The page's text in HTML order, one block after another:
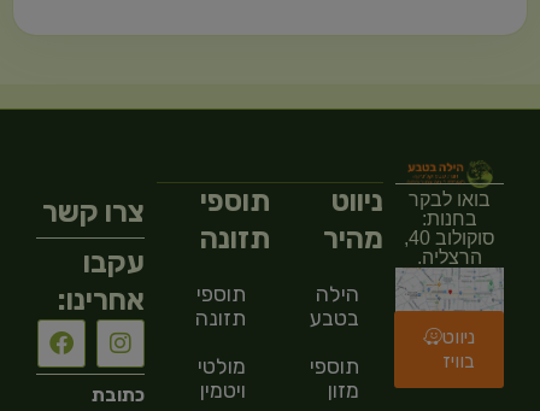
בואו לבקר
בחנות:
סוקולוב 40,
הרצליה.
ניווט
בוויז
ניווט
מהיר
הילה
בטבע
תוספי
מזון
תוספי
תזונה
תוספי
תזונה
מולטי
ויטמין
צרו קשר
עקבו
אחרינו:
כתובת